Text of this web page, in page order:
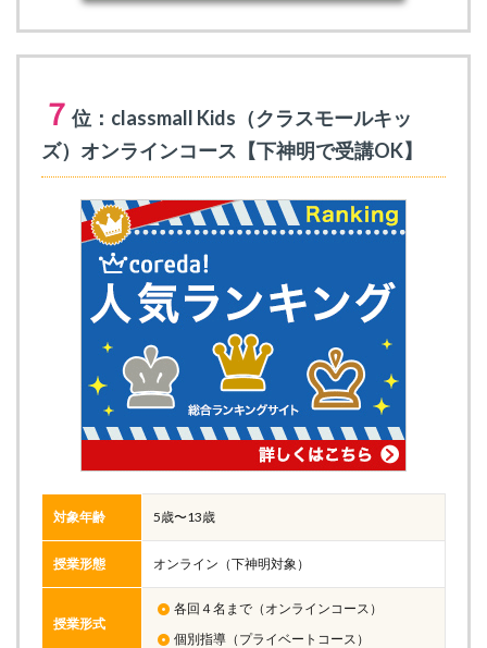
７ 位：classmall Kids（クラスモールキッ
ズ）オンラインコース【下神明で受講OK】
対象年齢 5歳〜13歳
授業形態 オンライン（下神明対象）
授業形式
各回４名まで（オンラインコース）
個別指導（プライベートコース）